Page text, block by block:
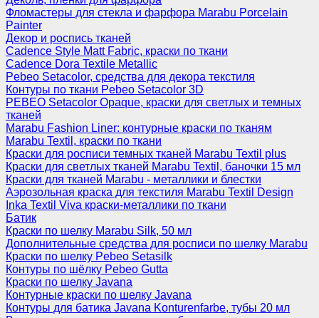
Фломастеры для стекла и фарфора Marabu Porcelain
Painter
Декор и роспись тканей
Cadence Style Matt Fabric, краски по ткани
Cadence Dora Textile Metallic
Pebeo Setacolor, средства для декора текстиля
Контуры по ткани Pebeo Setacolor 3D
PEBEO Setacolor Opaque, краски для светлых и темных
тканей
Marabu Fashion Liner: контурные краски по тканям
Marabu Textil, краски по ткани
Краски для росписи темных тканей Marabu Textil plus
Краски для светлых тканей Marabu Textil, баночки 15 мл
Краски для тканей Marabu - металлики и блестки
Аэрозольная краска для текстиля Marabu Textil Design
Inka Textil Viva краски-металлики по ткани
Батик
Краски по шелку Marabu Silk, 50 мл
Дополнительные средства для росписи по шелку Marabu
Краски по шелку Pebeo Setasilk
Контуры по шёлку Pebeo Gutta
Краски по шелку Javana
Контурные краски по шелку Javana
Контуры для батика Javana Konturenfarbe, тубы 20 мл